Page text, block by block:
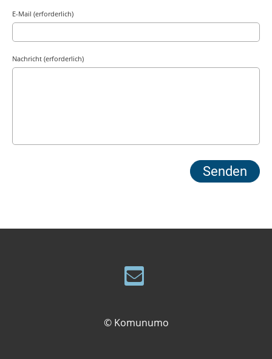
E-Mail (erforderlich)
Nachricht (erforderlich)
© Komunumo